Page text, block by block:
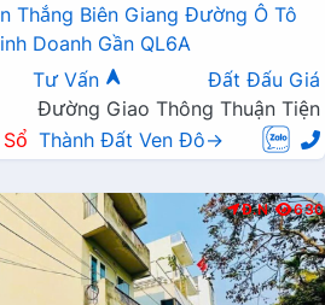
Thắng Biên Giang Đường Ô Tô
Doanh Gần QL6A
Tư Vấn
Đất Đấu Giá
Đường Giao Thông Thuận Tiện
Thành Đất Ven Đô→
Đ.N 630